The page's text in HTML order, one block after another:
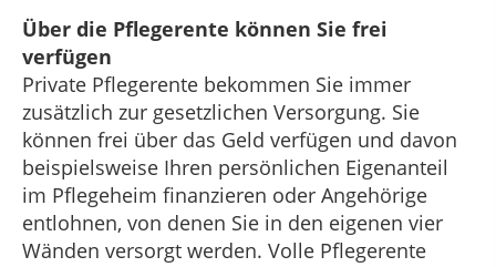
Über die Pflegerente können Sie frei
verfügen
Private Pflegerente bekommen Sie immer
zusätzlich zur gesetzlichen Versorgung. Sie
können frei über das Geld verfügen und davon
beispielsweise Ihren persönlichen Eigenanteil
im Pflegeheim finanzieren oder Angehörige
entlohnen, von denen Sie in den eigenen vier
Wänden versorgt werden. Volle Pflegerente